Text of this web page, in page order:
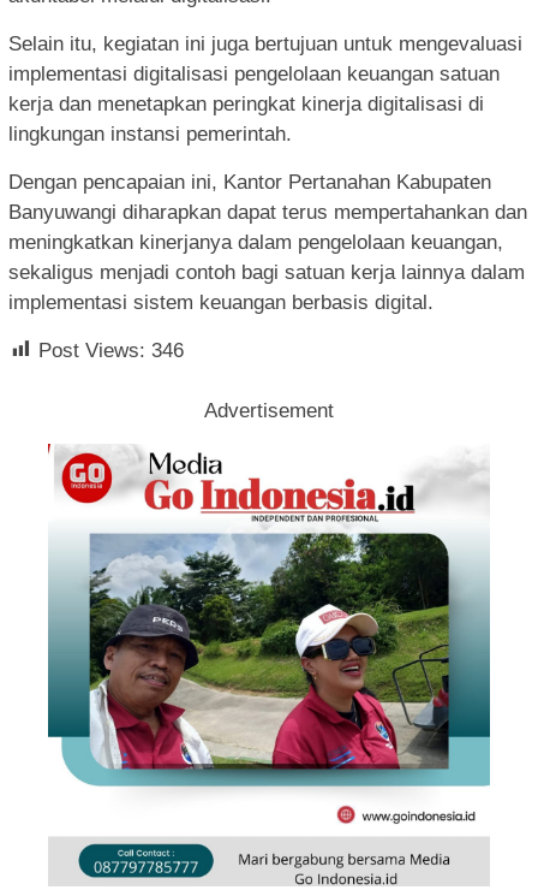
Selain itu, kegiatan ini juga bertujuan untuk mengevaluasi
implementasi digitalisasi pengelolaan keuangan satuan
kerja dan menetapkan peringkat kinerja digitalisasi di
lingkungan instansi pemerintah.
Dengan pencapaian ini, Kantor Pertanahan Kabupaten
Banyuwangi diharapkan dapat terus mempertahankan dan
meningkatkan kinerjanya dalam pengelolaan keuangan,
sekaligus menjadi contoh bagi satuan kerja lainnya dalam
implementasi sistem keuangan berbasis digital.
Post Views: 346
Advertisement